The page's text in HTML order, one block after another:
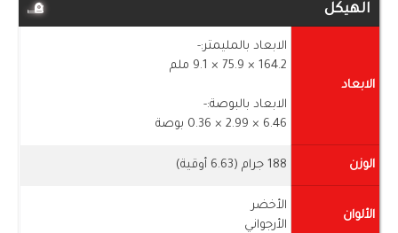
الهيكل
الابعاد
الابعاد بالمليمتر:-
164.2 × 75.9 × 9.1 ملم
الابعاد بالبوصة:-
6.46 × 2.99 × 0.36 بوصة
الوزن 188 جرام (6.63 أوقية)
الألوان
الأخضر
الأرجواني